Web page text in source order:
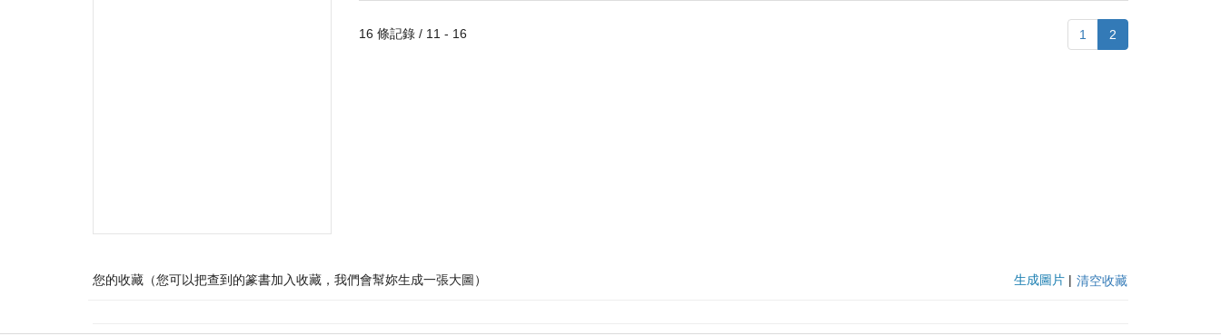
16 條記錄 / 11 - 16 1 2
您的收藏（您可以把查到的篆書加入收藏，我們會幫妳生成一張大圖） 生成圖片 | 清空收藏